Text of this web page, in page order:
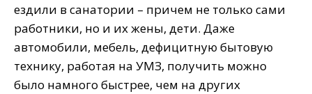
ездили в санатории – причем не только сами
работники, но и их жены, дети. Даже
автомобили, мебель, дефицитную бытовую
технику, работая на УМЗ, получить можно
было намного быстрее, чем на других